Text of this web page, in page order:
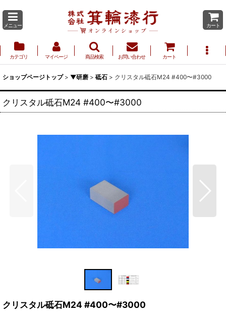
メニュー カート
カテゴリ マイページ 商品検索 お問い合わせ カート
ショップページトップ > ▼研磨 > 砥石 > クリスタル砥石M24 #400〜#3000
クリスタル砥石M24 #400〜#3000
クリスタル砥石M24 #400〜#3000